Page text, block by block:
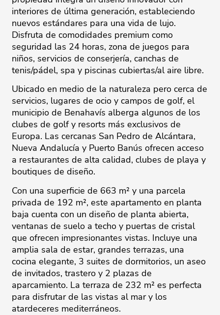
interiores de última generación, estableciendo
nuevos estándares para una vida de lujo.
Disfruta de comodidades premium como
seguridad las 24 horas, zona de juegos para
niños, servicios de conserjería, canchas de
tenis/pádel, spa y piscinas cubiertas/al aire libre.
Ubicado en medio de la naturaleza pero cerca de
servicios, lugares de ocio y campos de golf, el
municipio de Benahavís alberga algunos de los
clubes de golf y resorts más exclusivos de
Europa. Las cercanas San Pedro de Alcántara,
Nueva Andalucía y Puerto Banús ofrecen acceso
a restaurantes de alta calidad, clubes de playa y
boutiques de diseño.
Con una superficie de 663 m² y una parcela
privada de 192 m², este apartamento en planta
baja cuenta con un diseño de planta abierta,
ventanas de suelo a techo y puertas de cristal
que ofrecen impresionantes vistas. Incluye una
amplia sala de estar, grandes terrazas, una
cocina elegante, 3 suites de dormitorios, un aseo
de invitados, trastero y 2 plazas de
aparcamiento. La terraza de 232 m² es perfecta
para disfrutar de las vistas al mar y los
atardeceres mediterráneos.